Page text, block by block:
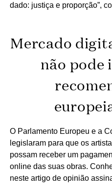
dado: justiça e proporção”,
Mercado
não pode
O Parlamento Europeu e a
legislaram para que os
possam receber um
online das suas obras.
neste artigo de opinião